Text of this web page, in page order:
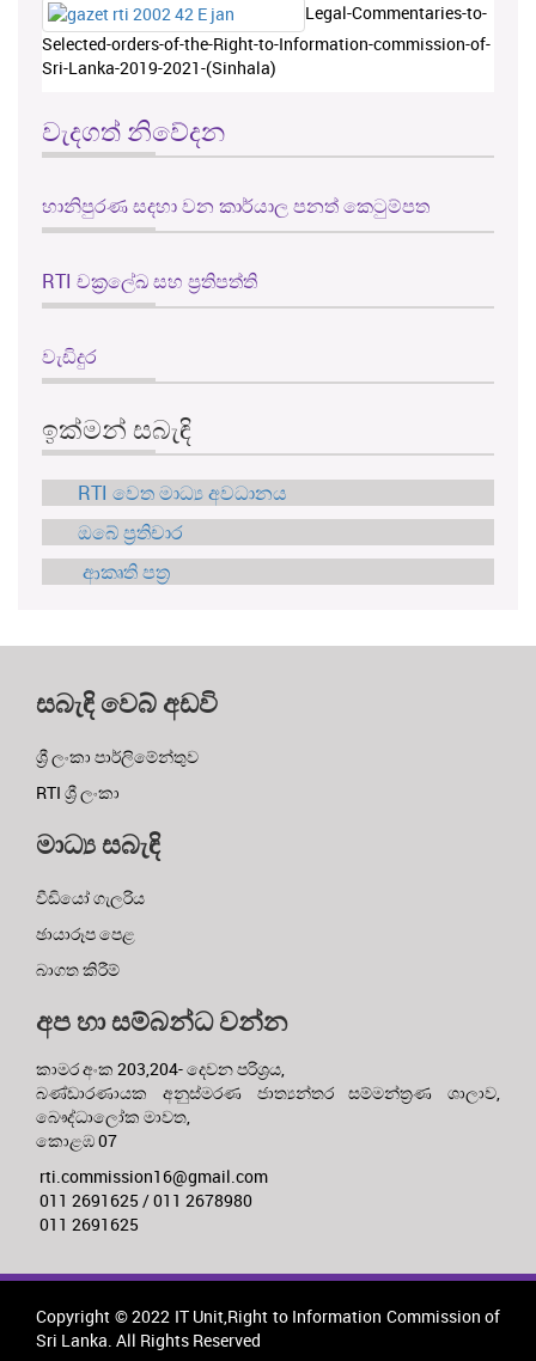
Legal-Commentaries-to-
Selected-orders-of-the-Right-to-Information-commission-of-
Sri-Lanka-2019-2021-(Sinhala)
වැදගත් නිවේදන
හානිපුරණ සදහා වන කාර්යාල පනත් කෙටුම්පත
RTI චක්‍රලේඛ සහ ප්‍රතිපත්ති
වැඩිදුර
ඉක්මන් සබැඳි
RTI වෙත මාධ්‍ය අවධානය
ඔබේ ප්‍රතිචාර
ආකෘති පත්‍ර
සබැඳි වෙබ් අඩවි
ශ්‍රී ලංකා පාර්ලිමේන්තුව
RTI ශ්‍රී ලංකා
මාධ්‍ය සබැඳි
වීඩියෝ ගැලරිය
ඡායාරූප පෙළ
බාගත කිරීම්
අප හා සම්බන්ධ වන්න
කාමර අංක 203,204- දෙවන පරිශ්‍රය,
බණ්ඩාරණායක අනුස්මරණ ජාත්‍යන්තර සම්මන්ත්‍රණ ශාලාව,
බෞද්ධාලෝක මාවත,
කොළඹ 07
rti.commission16@gmail.com
011 2691625 / 011 2678980
011 2691625
Copyright © 2022 IT Unit,Right to Information Commission of
Sri Lanka. All Rights Reserved